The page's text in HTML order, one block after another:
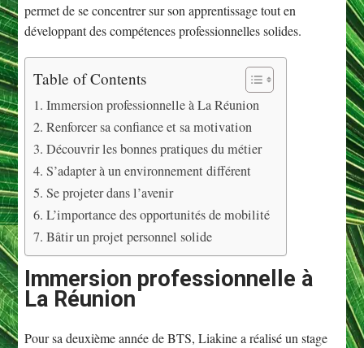
permet de se concentrer sur son apprentissage tout en
développant des compétences professionnelles solides.
Table of Contents
Immersion professionnelle à La Réunion
Renforcer sa confiance et sa motivation
Découvrir les bonnes pratiques du métier
S’adapter à un environnement différent
Se projeter dans l’avenir
L’importance des opportunités de mobilité
Bâtir un projet personnel solide
Immersion professionnelle à
La Réunion
Pour sa deuxième année de BTS, Liakine a réalisé un stage